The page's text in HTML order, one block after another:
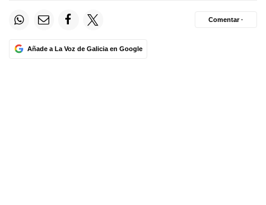
Añade a La Voz de Galicia en Google
Comentar ·